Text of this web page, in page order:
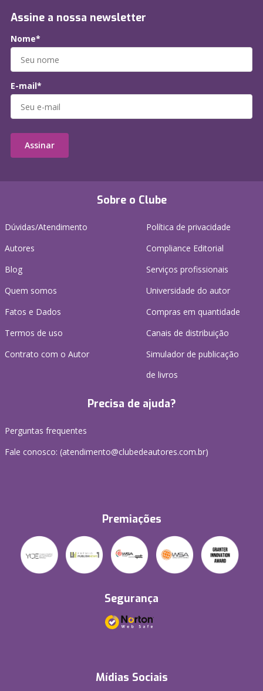
Sobre o Clube
Dúvidas/Atendimento
Autores
Blog
Quem somos
Fatos e Dados
Termos de uso
Contrato com o Autor
Política de privacidade
Compliance Editorial
Serviços profissionais
Universidade do autor
Compras em quantidade
Canais de distribuição
Simulador de publicação
de livros
Precisa de ajuda?
Perguntas frequentes
Fale conosco: (atendimento@clubedeautores.com.br)
Premiações
Segurança
Mídias Sociais
Assine a nossa newsletter
Nome*
E-mail*
Assinar